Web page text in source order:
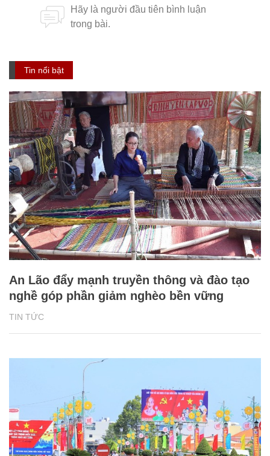
Tin nổi bật
TIN TỨC
An Lão đẩy mạnh truyền thông và đào tạo
nghề góp phần giảm nghèo bền vững